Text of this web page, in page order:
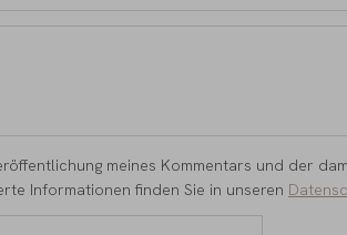
meines Kommentars und der
Informationen finden Sie in unseren